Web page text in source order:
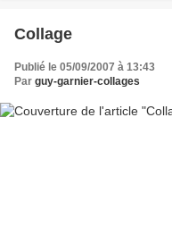
Collage
Publié le 05/09/2007 à 13:43
Par guy-garnier-collages